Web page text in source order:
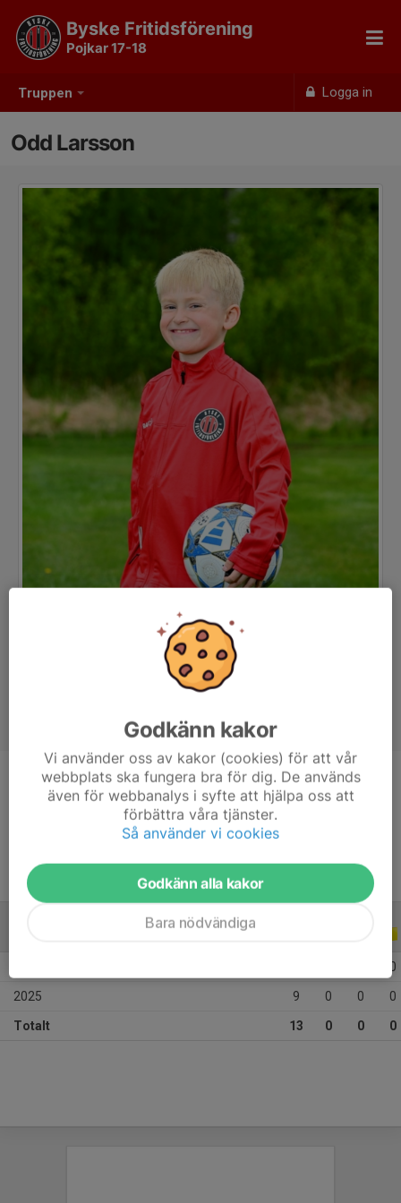
Truppen Logga in
Byske Fritidsförening
Pojkar 17-18
Odd Larsson
Position
-
9 år
0
2025 9 0 0 0
Totalt 13 0 0 0
Godkänn kakor
Vi använder oss av kakor (cookies) för att vår
webbplats ska fungera bra för dig. De används
även för webbanalys i syfte att hjälpa oss att
förbättra våra tjänster.
Så använder vi cookies
Godkänn alla kakor
Bara nödvändiga